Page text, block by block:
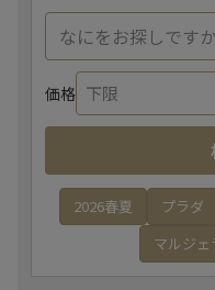
価格
2026春夏 プラダ
マルジェ